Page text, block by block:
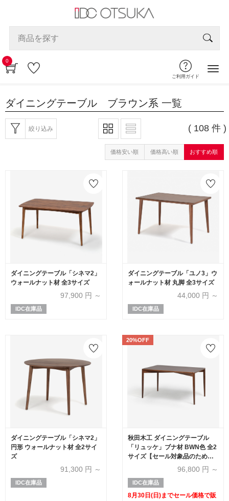
0
ご利用ガイド
ダイニングテーブル ブラウン系 一覧
絞り込み ( 108 件 )
価格安い順 価格高い順 おすすめ順
ダイニングテーブル「シネマ2」
ウォールナット材 全3サイズ
97,900 円 ～
IDC在庫品
ダイニングテーブル「ユノ3」ウ
ォールナット材 丸脚 全3サイズ
44,000 円 ～
IDC在庫品
ダイニングテーブル「シネマ2」
円形 ウォールナット材 全2サイ
ズ
91,300 円 ～
IDC在庫品
20%OFF
秋田木工 ダイニングテーブル
「リュッケ」ブナ材 BWN色 全2
サイズ【セール対象品のため
96,800 円 ～
IDC在庫品
8月30日(日)までセール価格で販